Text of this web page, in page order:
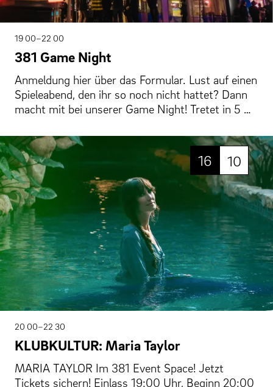
19 00–22 00
381 Game Night
Anmeldung hier über das Formular. Lust auf einen
Spieleabend, den ihr so noch nicht hattet? Dann
macht mit bei unserer Game Night! Tretet in 5 …
16 10
20 00–22 30
KLUBKULTUR: Maria Taylor
MARIA TAYLOR Im 381 Event Space! Jetzt
Tickets sichern! Einlass 19:00 Uhr, Beginn 20:00